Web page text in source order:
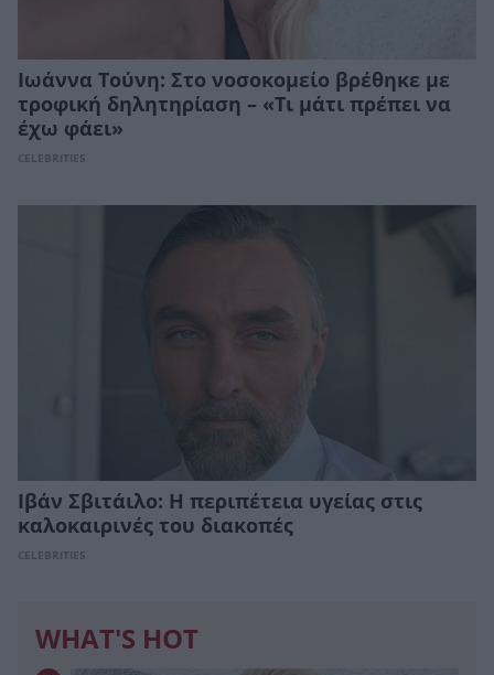
Ιωάννα Τούνη: Στο νοσοκομείο βρέθηκε με
τροφική δηλητηρίαση – «Τι μάτι πρέπει να
έχω φάει»
CELEBRITIES
Ιβάν Σβιτάιλο: Η περιπέτεια υγείας στις
καλοκαιρινές του διακοπές
CELEBRITIES
WHAT'S HOT